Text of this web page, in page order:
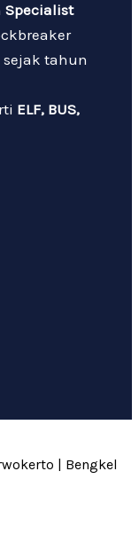
Specialist
sejak tahun
ELF, BUS,
| Bengkel